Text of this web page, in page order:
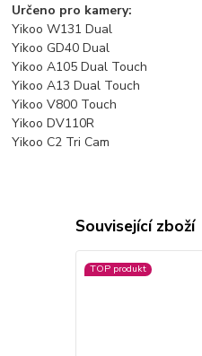
Určeno pro kamery:
Yikoo W131 Dual
Yikoo GD40 Dual
Yikoo A105 Dual Touch
Yikoo A13 Dual Touch
Yikoo V800 Touch
Yikoo DV110R
Yikoo C2 Tri Cam
Související zboží
TOP produkt